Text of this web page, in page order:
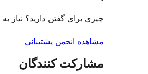
چیزی برای گفتن دارید؟ نیاز
مشاهده انجمن پشتیبانی
مشارکت کنندگان